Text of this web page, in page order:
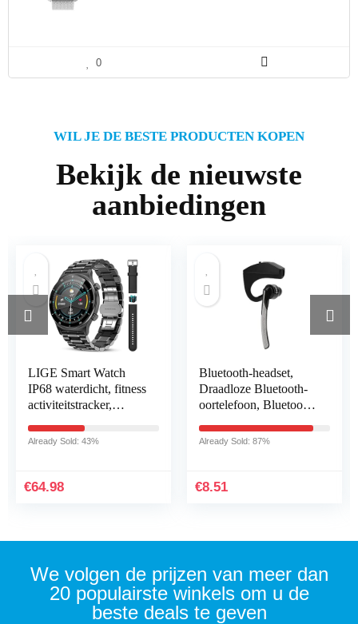
0
WIL JE DE BESTE PRODUCTEN KOPEN
Bekijk de nieuwste
aanbiedingen
LIGE Smart Watch
IP68 waterdicht, fitness
activiteitstracker,
voor Android iOS
Already Sold: 43%
€64.98
Bluetooth-headset,
Draadloze Bluetooth-
oortelefoon, Bluetooth
Draadloze Mono
Already Sold: 87%
€8.51
We volgen de prijzen van meer dan
20 populairste winkels om u de
beste deals te geven